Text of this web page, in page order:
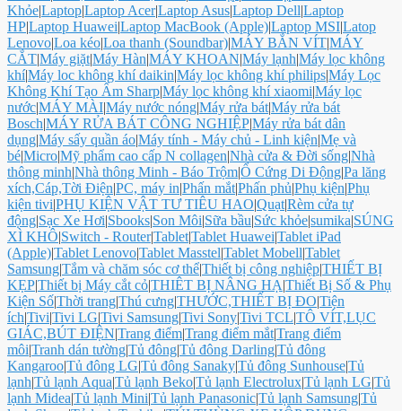
Khỏe|Laptop|Laptop Acer|Laptop Asus|Laptop Dell|Laptop
HP|Laptop Huawei|Laptop MacBook (Apple)|Laptop MSI|Latop
Lenovo|Loa kéo|Loa thanh (Soundbar)|MÁY BẮN VÍT|MÁY
CẮT|Máy giặt|Máy Hàn|MÁY KHOAN|Máy lạnh|Máy lọc không
khí|Máy loc không khí daikin|Máy lọc không khí philips|Máy Lọc
Không Khí Tạo Ẩm Sharp|Máy lọc không khí xiaomi|Máy lọc
nước|MÁY MÀI|Máy nước nóng|Máy rửa bát|Máy rửa bát
Bosch|MÁY RỬA BÁT CÔNG NGHIỆP|Máy rửa bát dân
dụng|Máy sấy quần áo|Máy tính - Máy chủ - Linh kiện|Mẹ và
bé|Micro|Mỹ phẩm cao cấp N collagen|Nhà cửa & Đời sống|Nhà
thông minh|Nhà thông Minh - Báo Trộm|Ổ Cứng Di Động|Pa lăng
xích,Cáp,Tời Điện|PC, máy in|Phấn mắt|Phấn phủ|Phụ kiện|Phụ
kiện tivi|PHỤ KIỆN VẬT TƯ TIÊU HAO|Quạt|Rèm cửa tự
động|Sạc Xe Hơi|Sbooks|Son Môi|Sữa bầu|Sức khỏe|sumika|SÚNG
XÌ KHÔ|Switch - Router|Tablet|Tablet Huawei|Tablet iPad
(Apple)|Tablet Lenovo|Tablet Masstel|Tablet Mobell|Tablet
Samsung|Tắm và chăm sóc cơ thể|Thiết bị công nghiệp|THIẾT BỊ
KẸP|Thiết bị Máy cắt cỏ|THIÊT BỊ NÂNG HẠ|Thiết Bị Số & Phụ
Kiện Số|Thời trang|Thú cưng|THƯỚC,THIẾT BỊ ĐO|Tiện
ích|Tivi|Tivi LG|Tivi Samsung|Tivi Sony|Tivi TCL|TÔ VÍT,LỤC
GIÁC,BÚT ĐIỆN|Trang điểm|Trang điểm mắt|Trang điểm
môi|Tranh dán tường|Tủ đông|Tủ đông Darling|Tủ đông
Kangaroo|Tủ đông LG|Tủ đông Sanaky|Tủ đông Sunhouse|Tủ
lạnh|Tủ lạnh Aqua|Tủ lạnh Beko|Tủ lạnh Electrolux|Tủ lạnh LG|Tủ
lạnh Midea|Tủ lạnh Mini|Tủ lạnh Panasonic|Tủ lạnh Samsung|Tủ